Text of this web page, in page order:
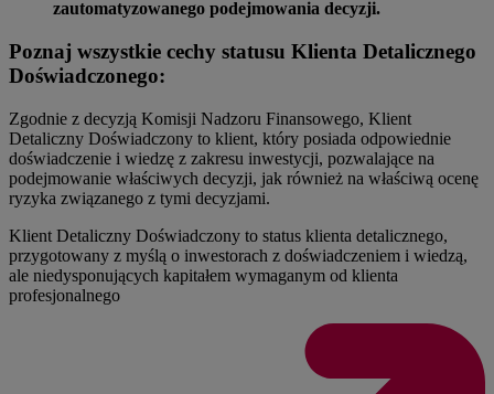
zautomatyzowanego podejmowania decyzji.
Poznaj wszystkie cechy statusu Klienta Detalicznego
Doświadczonego:
Zgodnie z decyzją Komisji Nadzoru Finansowego, Klient
Detaliczny Doświadczony to klient, który posiada odpowiednie
doświadczenie i wiedzę z zakresu inwestycji, pozwalające na
podejmowanie właściwych decyzji, jak również na właściwą ocenę
ryzyka związanego z tymi decyzjami.
Klient Detaliczny Doświadczony to status klienta detalicznego,
przygotowany z myślą o inwestorach z doświadczeniem i wiedzą,
ale niedysponujących kapitałem wymaganym od klienta
profesjonalnego